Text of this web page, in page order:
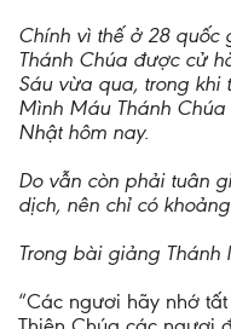
Chính vì thế ở 28 quốc
Thánh Chúa được cử
Sáu vừa qua, trong
Mình Máu Thánh
Nhật hôm nay.
Do vẫn còn phải tuân
dịch, nên chỉ có
Trong bài giảng Thánh
“Các ngươi hãy nhớ